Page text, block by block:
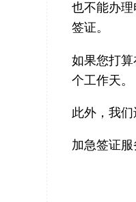
也不能办
签证。
如果您打
个工作天。
此外，我
加急签证